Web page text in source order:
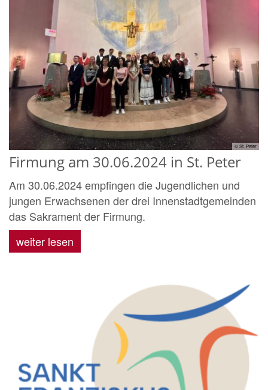
© St. Peter
Firmung am 30.06.2024 in St. Peter
Am 30.06.2024 empfingen die Jugendlichen und
jungen Erwachsenen der drei Innenstadtgemeinden
das Sakrament der Firmung.
weiter lesen